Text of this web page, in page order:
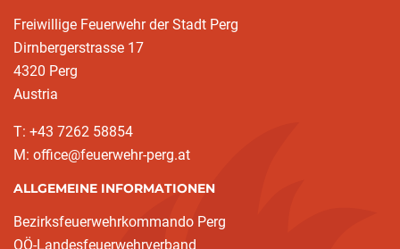
Freiwillige Feuerwehr der Stadt Perg
Dirnbergerstrasse 17
4320 Perg
Austria
T: +43 7262 58854
M: office@feuerwehr-perg.at
ALLGEMEINE INFORMATIONEN
Bezirksfeuerwehrkommando Perg
OÖ-Landesfeuerwehrverband